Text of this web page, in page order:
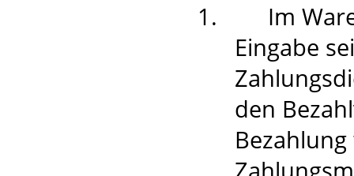
1.
Im
Eingabe
den